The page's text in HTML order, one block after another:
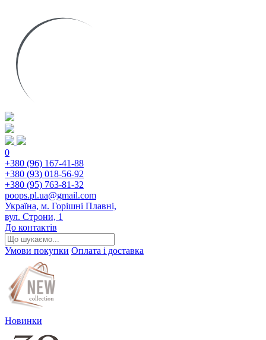
0
+380 (96) 167-41-88
+380 (93) 018-56-92
+380 (95) 763-81-32
poops.pl.ua@gmail.com
Україна, м. Горішні Плавні,
вул. Строни, 1
До контактів
Умови покупки Оплата і доставка
Новинки